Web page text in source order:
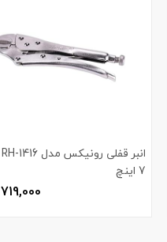
7 اینچ
719,000